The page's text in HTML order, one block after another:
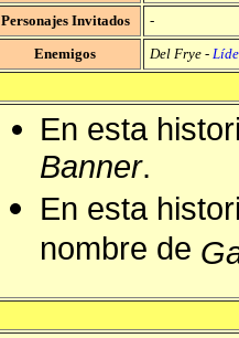
Personajes Invitados
-
Enemigos
Del Frye -
En esta
Banner.
En esta
nombre de